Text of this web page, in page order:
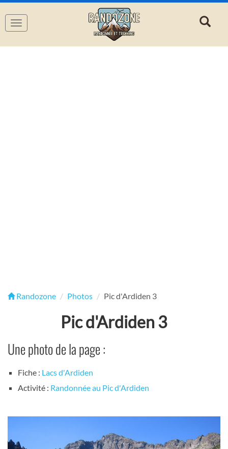
Navigation
Randozone Photos Pic d'Ardiden 3
Pic d'Ardiden 3
Une photo de la page :
Fiche : Lacs d'Ardiden
Activité : Randonnée au Pic d'Ardiden